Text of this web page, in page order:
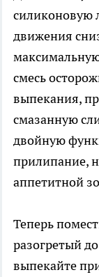
силиконовую
движения
смесь
выпекания,
смазанную
двойную
прилипание,
аппетитной
Теперь
разогретый
выпекайте